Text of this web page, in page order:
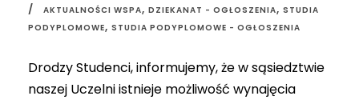
AKTUALNOŚCI WSPA, DZIEKANAT - OGŁOSZENIA, STUDIA
PODYPLOMOWE, STUDIA PODYPLOMOWE - OGŁOSZENIA
Drodzy Studenci, informujemy, że w sąsiedztwie
naszej Uczelni istnieje możliwość wynajęcia